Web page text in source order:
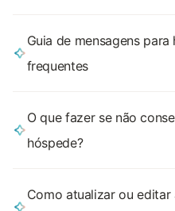
Guia de mensagens
frequentes
O que fazer se não
hóspede?
Como atualizar ou